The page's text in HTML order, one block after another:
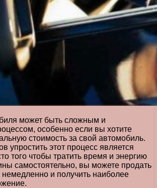
может быть сложным и
особенно если вы хотите
стоимость за свой автомобиль.
упростить этот процесс является
того чтобы тратить время и энергию
самостоятельно, вы можете продать
и получить наиболее